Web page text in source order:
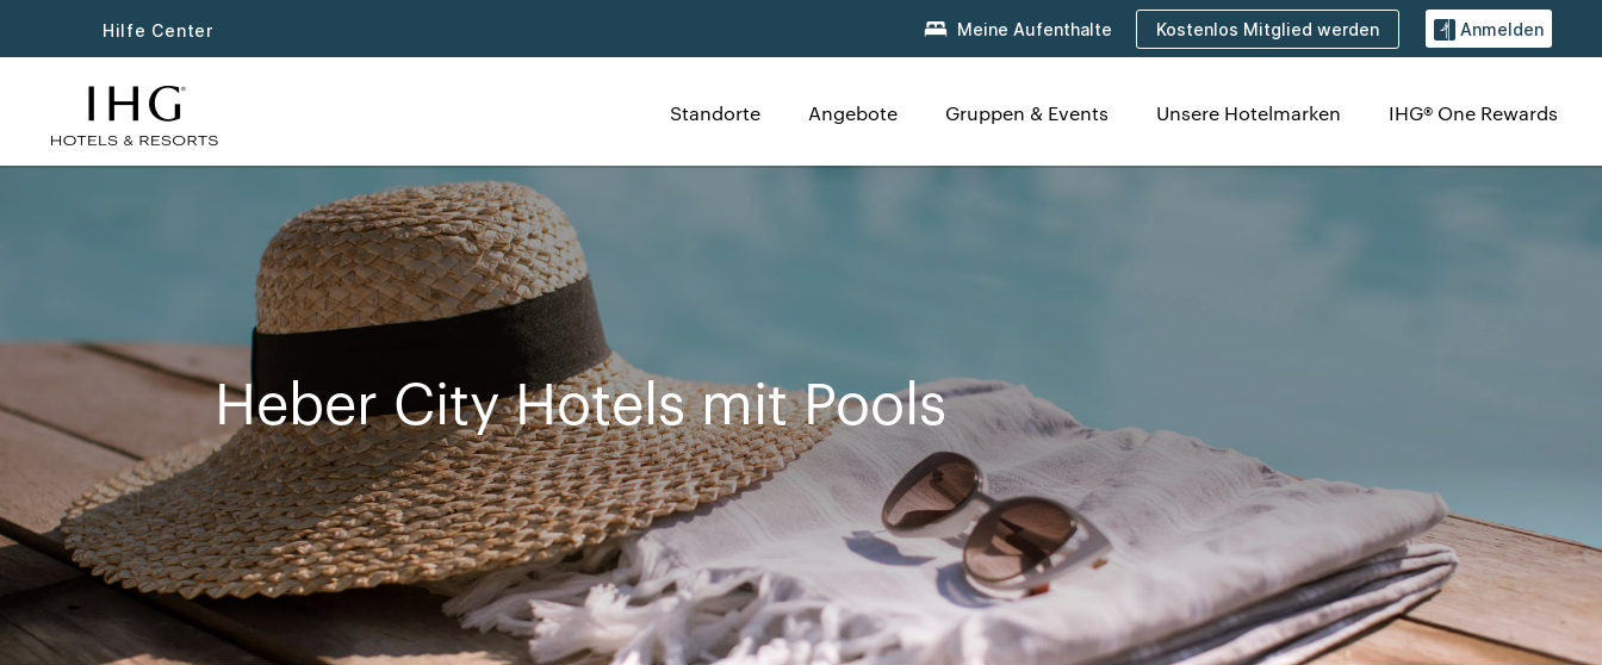
Hilfe Center Meine Aufenthalte Kostenlos Mitglied werden Anmelden
Standorte Angebote Gruppen & Events Unsere Hotelmarken IHG® One Rewards
Heber City Hotels mit Pools